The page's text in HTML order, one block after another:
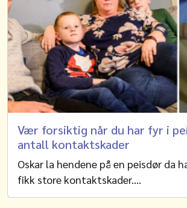
Vær forsiktig når du har fyr i
antall kontaktskader
Oskar la hendene på en peisdør da
fikk store kontaktskader.…